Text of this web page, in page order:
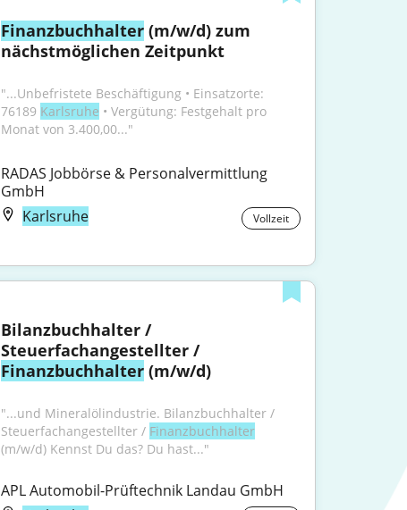
Finanzbuchhalter (m/w/d) zum
nächstmöglichen Zeitpunkt
"...Unbefristete Beschäftigung • Einsatzorte:
76189 Karlsruhe • Vergütung: Festgehalt pro
Monat von 3.400,00..."
RADAS Jobbörse & Personalvermittlung
GmbH
Karlsruhe
Vollzeit
Bilanzbuchhalter /
Steuerfachangestellter /
Finanzbuchhalter (m/w/d)
"...und Mineralölindustrie. Bilanzbuchhalter /
Steuerfachangestellter / Finanzbuchhalter
(m/w/d) Kennst Du das? Du hast..."
APL Automobil-Prüftechnik Landau GmbH